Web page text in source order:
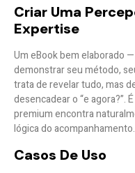
Criar Uma
Expertise
Um eBook bem elaborado
demonstrar seu método,
trata de revelar tudo, mas
desencadear o “e agora?”.
premium encontra
lógicado acompanhamento.
Casos De Uso